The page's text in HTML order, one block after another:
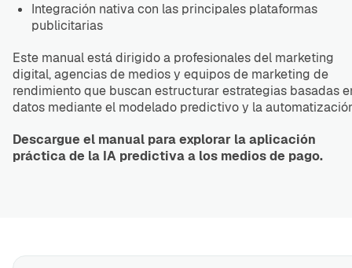
Integración nativa con las principales plataformas
publicitarias
Este manual está dirigido a profesionales del marketing
digital, agencias de medios y equipos de marketing de
rendimiento que buscan estructurar estrategias basadas
datos mediante el modelado predictivo y la
Descargue el manual para explorar la aplicación
práctica de la IA predictiva a los medios de pago.